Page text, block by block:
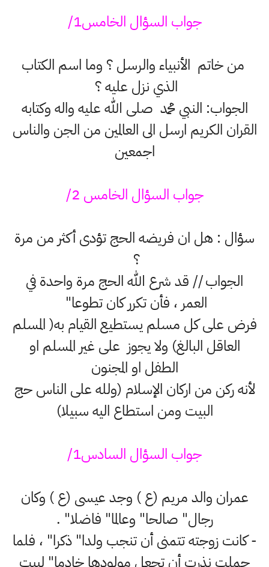
جواب السؤال الخامس1/
من خاتم الأنبياء والرسل ؟ وما اسم الكتاب
الذي نزل عليه ؟
الجواب: النبي محمد صلى الله عليه واله وكتابه
القران الكريم ارسل الى العالمين من الجن والناس
اجمعين
جواب السؤال الخامس 2/
سؤال : هل ان فريضه الحج تؤدى أكثر من مرة
؟
الجواب // قد شرع الله الحج مرة واحدة في
العمر ، فأن تكرر كان تطوعا"
فرض على كل مسلم يستطيع القيام به( المسلم
العاقل البالغ) ولا يجوز على غير المسلم او
الطفل او المجنون
لأنه ركن من اركان الإسلام (ولله على الناس حج
البيت ومن استطاع اليه سبيلا)
جواب السؤال السادس1/
عمران والد مريم (ع ) وجد عيسى (ع ) وكان
رجال" صالحا" وعالما" فاضلا" .
- كانت زوجته تتمنى أن تنجب ولدا" ذكرا" ، فلما
حملت نذرت أن تجعل مولودها خادما" لبيت